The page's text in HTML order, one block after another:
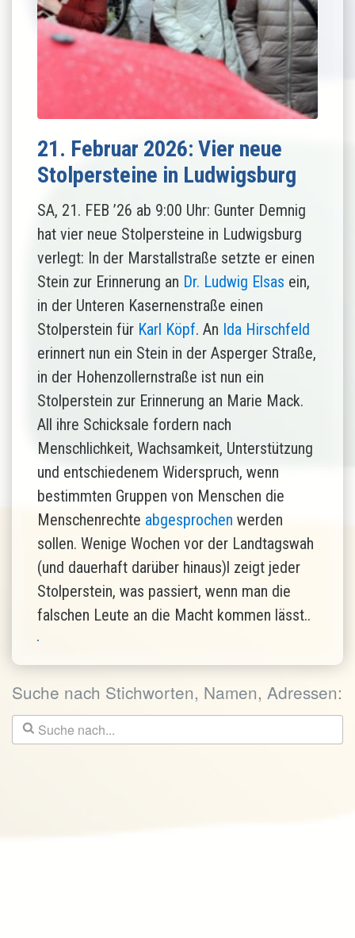
21. Februar 2026: Vier neue
Stolpersteine in Ludwigsburg
SA, 21. FEB ’26 ab 9:00 Uhr: Gunter Demnig
hat vier neue Stolpersteine in Ludwigsburg
verlegt: In der Marstallstraße setzte er einen
Stein zur Erinnerung an Dr. Ludwig Elsas ein,
in der Unteren Kasernenstraße einen
Stolperstein für Karl Köpf. An Ida Hirschfeld
erinnert nun ein Stein in der Asperger Straße,
in der Hohenzollernstraße ist nun ein
Stolperstein zur Erinnerung an Marie Mack.
All ihre Schicksale fordern nach
Menschlichkeit, Wachsamkeit, Unterstützung
und entschiedenem Widerspruch, wenn
bestimmten Gruppen von Menschen die
Menschenrechte abgesprochen werden
sollen. Wenige Wochen vor der Landtagswah
(und dauerhaft darüber hinaus)l zeigt jeder
Stolperstein, was passiert, wenn man die
falschen Leute an die Macht kommen lässt..
Suche nach Stichworten, Namen, Adressen: